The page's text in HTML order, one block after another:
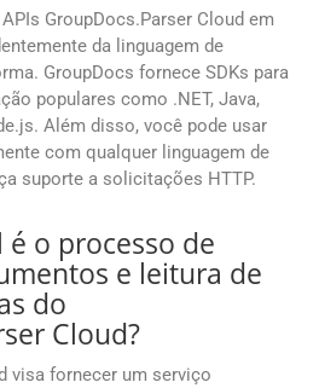
GroupDocs.Parser Cloud em
da linguagem de
GroupDocs fornece SDKs para
populares como .NET, Java,
Além disso, você pode usar
com qualquer linguagem de
suporte a solicitações HTTP.
o processo de
e leitura de
do
Cloud?
visa fornecer um serviço